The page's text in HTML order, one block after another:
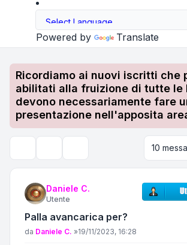
Powered by Translate
Ricordiamo ai nuovi iscritti che
abilitati alla fruizione di tutte le
devono necessariamente fare
presentazione nell'apposita
10
Daniele C.
Utente
Palla avancarica per?
Messaggio
da Daniele C. »19/11/2023, 16:28